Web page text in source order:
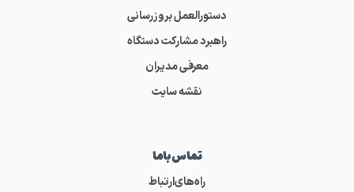
دستورالعمل بروزرسانی
راهبرد مشارکت دستگاه
معرفی مدیران
نقشه سایت
تماس‌باما
راه‌های‌ارتباط